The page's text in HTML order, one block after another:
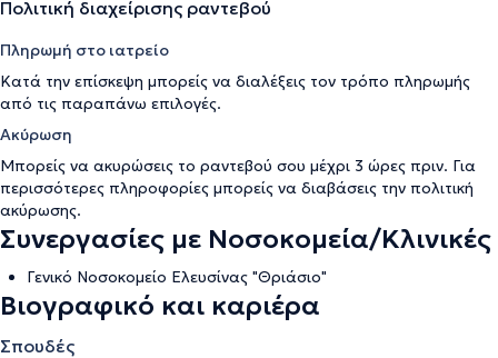
Πολιτική διαχείρισης ραντεβού
Πληρωμή στο ιατρείο
Κατά την επίσκεψη μπορείς να διαλέξεις τον τρόπο πληρωμής
από τις παραπάνω επιλογές.
Ακύρωση
Μπορείς να ακυρώσεις το ραντεβού σου μέχρι 3 ώρες πριν. Για
περισσότερες πληροφορίες μπορείς να διαβάσεις την πολιτική
ακύρωσης.
Συνεργασίες με Νοσοκομεία/Κλινικές
Γενικό Νοσοκομείο Ελευσίνας "Θριάσιο"
Βιογραφικό και καριέρα
Σπουδές